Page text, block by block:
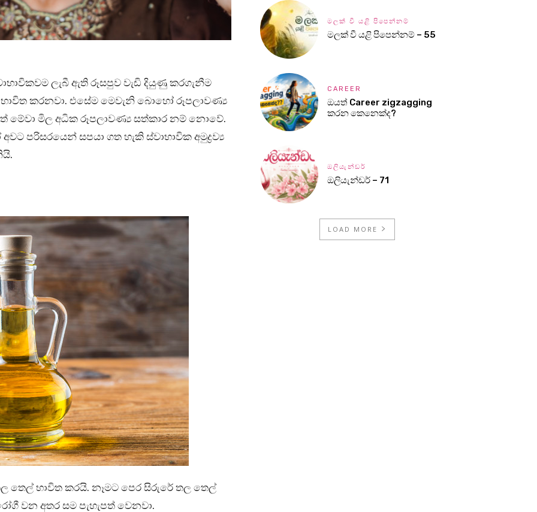
ලැබී ඇති රූසපුව වැඩි දියුණු කරගැනීම
භාවිත කරනවා. එසේම මෙවැනි බොහෝ රූපලාවණ්‍ය
මේවා මිල අධික රූපලාවණ්‍ය සත්කාර නම් නොවේ.
පරිසරයෙන් සපයා ගත හැකි ස්වාභාවික අමුද්‍රව්‍ය
තෙල් භාවිත කරයි. නෑමට පෙර සිරුරේ තල තෙල්
වන අතර සම පැහැපත් වෙනවා.
මලක් වී යළි පිපෙන්නම්
මලක් වී යළි පිපෙන්නම් – 55
CAREER
ඔයත් Career zigzagging
කරන කෙනෙක්ද?
ඔලියැන්ඩර්
ඔලියැන්ඩර් – 71
LOAD MORE